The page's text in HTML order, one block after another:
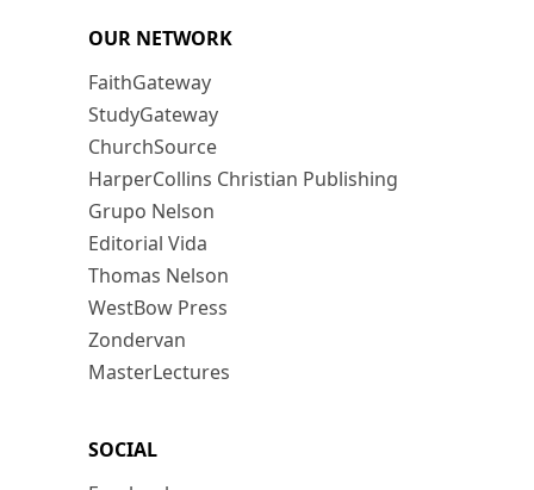
OUR NETWORK
FaithGateway
StudyGateway
ChurchSource
HarperCollins Christian Publishing
Grupo Nelson
Editorial Vida
Thomas Nelson
WestBow Press
Zondervan
MasterLectures
SOCIAL